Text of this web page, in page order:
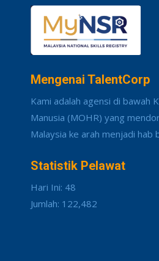
Mengenai TalentCorp
Kami adalah agensi di bawah
Manusia (MOHR) yang
Malaysia ke arah menjadi hab
Statistik Pelawat
Hari Ini: 48
Jumlah: 122,482